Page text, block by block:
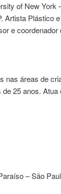
of New
Artista Plástico
e
nas áreas de
25 anos.
– São